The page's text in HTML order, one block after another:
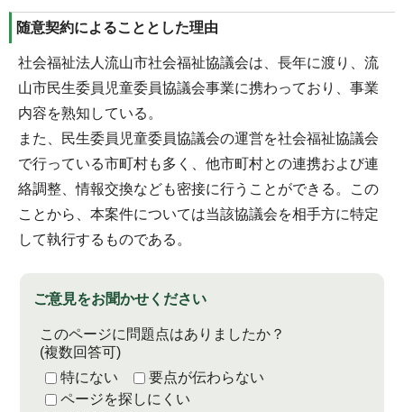
随意契約によることとした理由
社会福祉法人流山市社会福祉協議会は、長年に渡り、流
山市民生委員児童委員協議会事業に携わっており、事業
内容を熟知している。
また、民生委員児童委員協議会の運営を社会福祉協議会
で行っている市町村も多く、他市町村との連携および連
絡調整、情報交換なども密接に行うことができる。この
ことから、本案件については当該協議会を相手方に特定
して執行するものである。
ご意見をお聞かせください
このページに問題点はありましたか？
(複数回答可)
特にない
要点が伝わらない
ページを探しにくい